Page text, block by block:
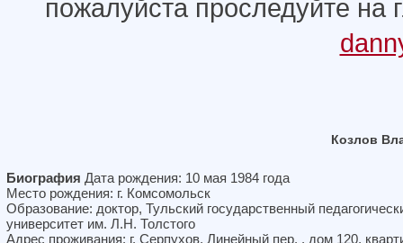
пожалуйста проследуйте на
Козлов
Биография Дата рождения: 10 мая 1984 года
Место рождения: г. Комсомольск
Образование: доктор, Тульский государственный
университет им. Л.Н. Толстого
Адрес проживания: г. Серпухов, Линейный пер. , дом 120,